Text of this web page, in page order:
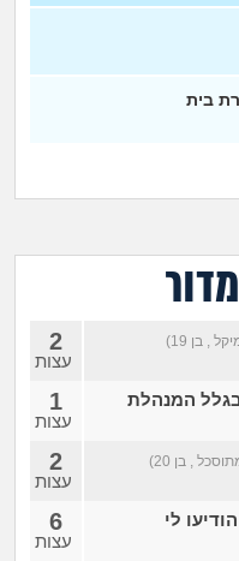
עבודה וקריירה
חברים ואנשים
מה שעובר עליי
שומרים על הגוף
יוקר המחיה
בית
, בן 19) 2
עצות
בגלל המנהלת 1
עצות
, בן 20) 2
עצות
לי 6
עצות